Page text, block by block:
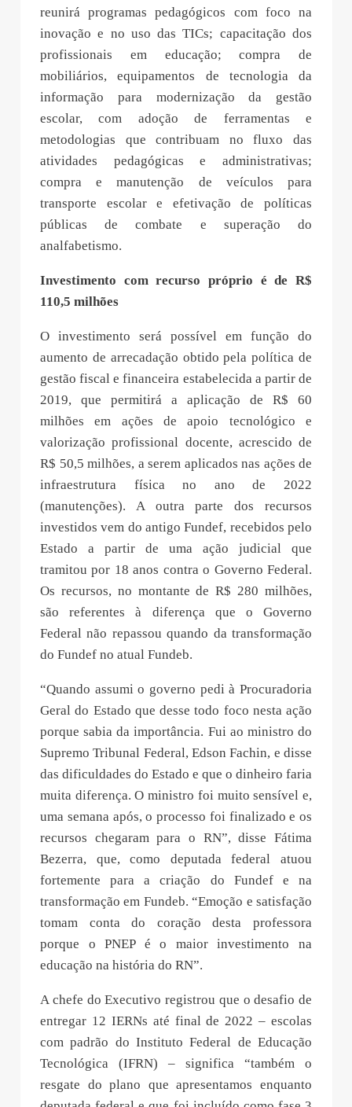
reunirá programas pedagógicos com foco na
inovação e no uso das TICs; capacitação dos
profissionais em educação; compra de
mobiliários, equipamentos de tecnologia da
informação para modernização da gestão
escolar, com adoção de ferramentas e
metodologias que contribuam no fluxo das
atividades pedagógicas e administrativas;
compra e manutenção de veículos para
transporte escolar e efetivação de políticas
públicas de combate e superação do
analfabetismo.
Investimento com recurso próprio é de R$
110,5 milhões
O investimento será possível em função do
aumento de arrecadação obtido pela política de
gestão fiscal e financeira estabelecida a partir de
2019, que permitirá a aplicação de R$ 60
milhões em ações de apoio tecnológico e
valorização profissional docente, acrescido de
R$ 50,5 milhões, a serem aplicados nas ações de
infraestrutura física no ano de 2022
(manutenções). A outra parte dos recursos
investidos vem do antigo Fundef, recebidos pelo
Estado a partir de uma ação judicial que
tramitou por 18 anos contra o Governo Federal.
Os recursos, no montante de R$ 280 milhões,
são referentes à diferença que o Governo
Federal não repassou quando da transformação
do Fundef no atual Fundeb.
“Quando assumi o governo pedi à Procuradoria
Geral do Estado que desse todo foco nesta ação
porque sabia da importância. Fui ao ministro do
Supremo Tribunal Federal, Edson Fachin, e disse
das dificuldades do Estado e que o dinheiro faria
muita diferença. O ministro foi muito sensível e,
uma semana após, o processo foi finalizado e os
recursos chegaram para o RN”, disse Fátima
Bezerra, que, como deputada federal atuou
fortemente para a criação do Fundef e na
transformação em Fundeb. “Emoção e satisfação
tomam conta do coração desta professora
porque o PNEP é o maior investimento na
educação na história do RN”.
A chefe do Executivo registrou que o desafio de
entregar 12 IERNs até final de 2022 – escolas
com padrão do Instituto Federal de Educação
Tecnológica (IFRN) – significa “também o
resgate do plano que apresentamos enquanto